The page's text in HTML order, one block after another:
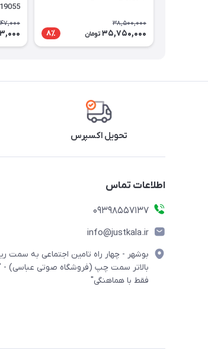
38,500,000
35,750,000 تومان 8٪
تحویل اکسپرس
اطلاعات تماس
09398557137
info@justkala.ir
بالاتر سمت چپ (فروشگاه صوتی عباسی)
فقط با هماهنگی"